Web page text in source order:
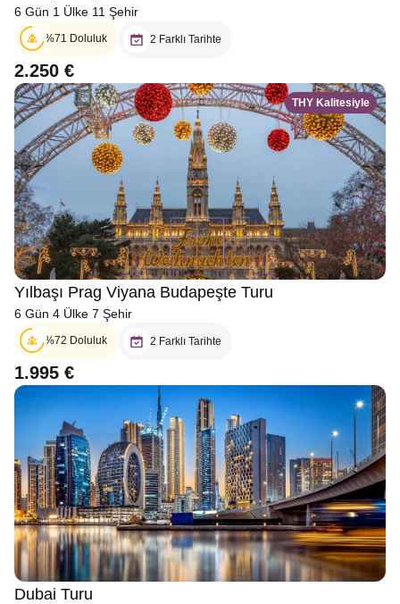
6 Gün 1 Ülke 11 Şehir
%71 Doluluk 2 Farklı Tarihte
2.250 €
THY Kalitesiyle
Yılbaşı Prag Viyana Budapeşte Turu
6 Gün 4 Ülke 7 Şehir
%72 Doluluk 2 Farklı Tarihte
1.995 €
Dubai Turu